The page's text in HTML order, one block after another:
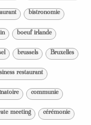
bistronomie
boeuf irlande
brussels Bruxelles
restaurant
communie
meeting cérémonie